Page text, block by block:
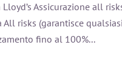
Lloyd’s Assicurazione all
All risks (garantisce
fino al 100%...